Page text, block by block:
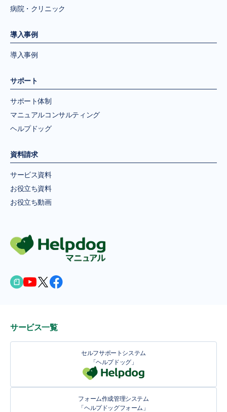
病院・クリニック
導入事例
導入事例
サポート
サポート体制
マニュアルコンサルティング
ヘルプドッグ
資料請求
サービス資料
お役立ち資料
お役立ち動画
サービス一覧
セルフサポートシステム
「ヘルプドッグ」
フォーム作成管理システム
「ヘルプドッグフォーム」